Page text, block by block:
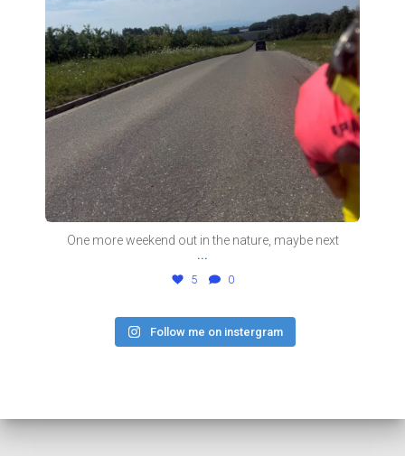
One more weekend out in the nature, maybe next
...
5 0
Follow me on instergram